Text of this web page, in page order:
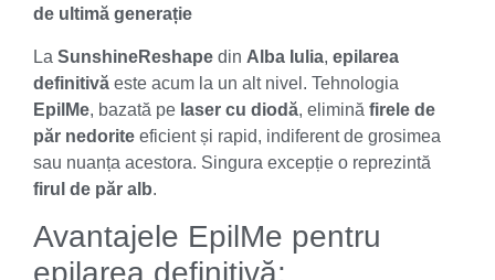
de ultimă generație
La SunshineReshape din Alba Iulia, epilarea
definitivă este acum la un alt nivel. Tehnologia
EpilMe, bazată pe laser cu diodă, elimină firele de
păr nedorite eficient și rapid, indiferent de grosimea
sau nuanța acestora. Singura excepție o reprezintă
firul de păr alb.
Avantajele EpilMe pentru
epilarea definitivă: